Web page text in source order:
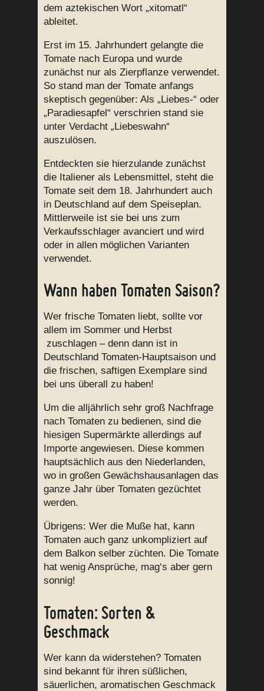
dem aztekischen Wort „xitomatl“
ableitet.
Erst im 15. Jahrhundert gelangte die
Tomate nach Europa und wurde
zunächst nur als Zierpflanze verwendet.
So stand man der Tomate anfangs
skeptisch gegenüber: Als „Liebes-“ oder
„Paradiesapfel“ verschrien stand sie
unter Verdacht „Liebeswahn“
auszulösen.
Entdeckten sie hierzulande zunächst
die Italiener als Lebensmittel, steht die
Tomate seit dem 18. Jahrhundert auch
in Deutschland auf dem Speiseplan.
Mittlerweile ist sie bei uns zum
Verkaufsschlager avanciert und wird
oder in allen möglichen Varianten
verwendet.
Wann haben Tomaten Saison?
Wer frische Tomaten liebt, sollte vor
allem im Sommer und Herbst
zuschlagen – denn dann ist in
Deutschland Tomaten-Hauptsaison und
die frischen, saftigen Exemplare sind
bei uns überall zu haben!
Um die alljährlich sehr groß Nachfrage
nach Tomaten zu bedienen, sind die
hiesigen Supermärkte allerdings auf
Importe angewiesen. Diese kommen
hauptsächlich aus den Niederlanden,
wo in großen Gewächshausanlagen das
ganze Jahr über Tomaten gezüchtet
werden.
Übrigens: Wer die Muße hat, kann
Tomaten auch ganz unkompliziert auf
dem Balkon selber züchten. Die Tomate
hat wenig Ansprüche, mag‘s aber gern
sonnig!
Tomaten: Sorten &
Geschmack
Wer kann da widerstehen? Tomaten
sind bekannt für ihren süßlichen,
säuerlichen, aromatischen Geschmack